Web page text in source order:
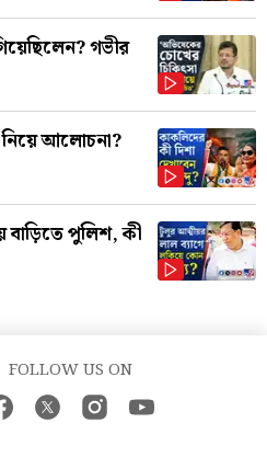
গভীর
আলোচনা?
পুলিশ, কী
FOLLOW US ON